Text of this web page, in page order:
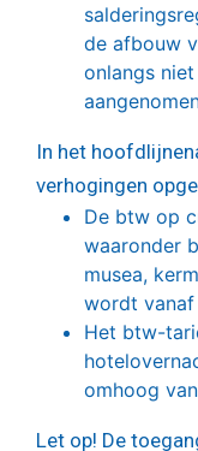
de afbouw
onlangs
In het
verhogingen
De btw op
waaronder
musea,
wordt vanaf
Het btw-
omhoog
Let op! De